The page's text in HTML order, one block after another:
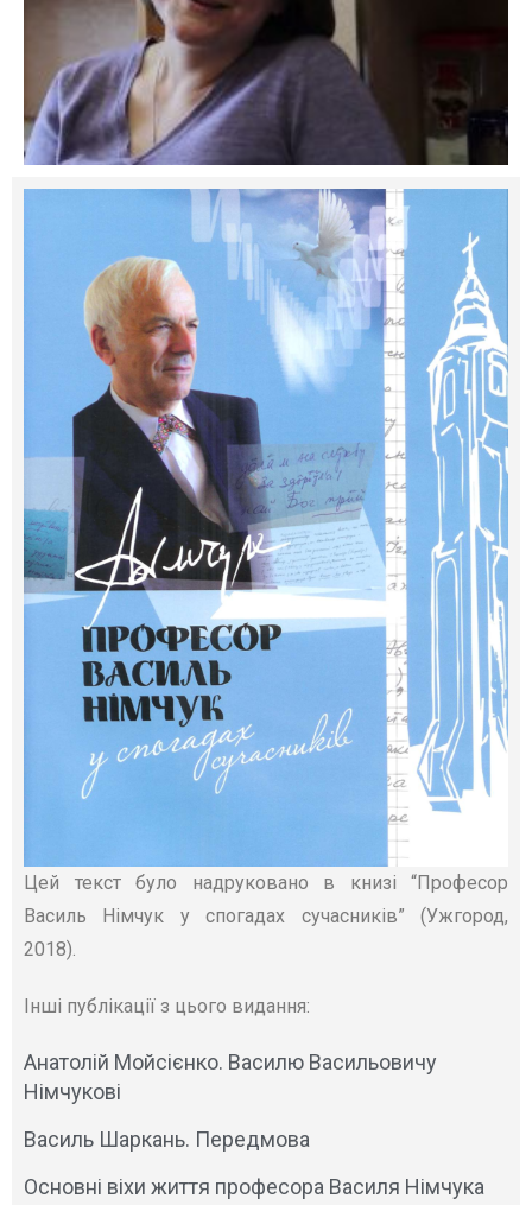
Цей текст було надруковано в книзі “Професор
Василь Німчук у спогадах сучасників” (Ужгород,
2018).
Інші публікації з цього видання:
Анатолій Мойсієнко. Василю Васильовичу
Німчукові
Василь Шаркань. Передмова
Основні віхи життя професора Василя Німчука